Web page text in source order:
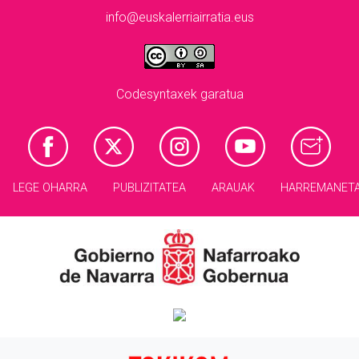
info@euskalerriairratia.eus
Codesyntaxek garatua
LEGE OHARRA PUBLIZITATEA ARAUAK